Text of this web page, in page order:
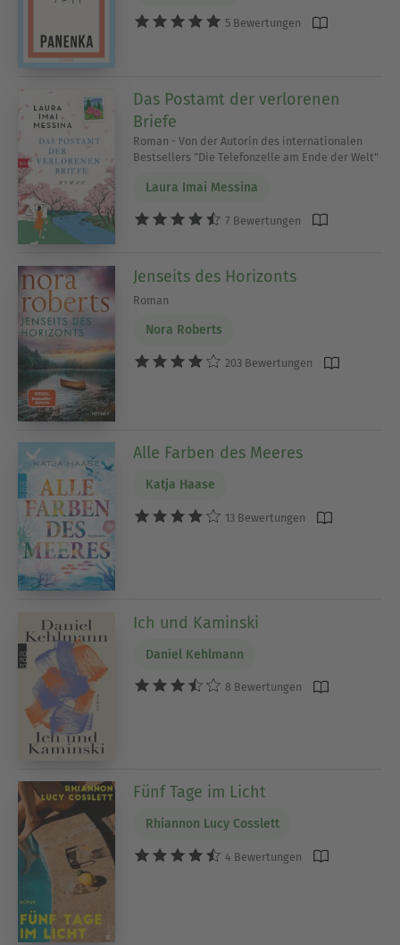
5 Bewertungen
Das Postamt der verlorenen
Briefe
Roman - Von der Autorin des internationalen
Bestsellers "Die Telefonzelle am Ende der Welt"
Laura Imai Messina
7 Bewertungen
Jenseits des Horizonts
Roman
Nora Roberts
203 Bewertungen
Alle Farben des Meeres
Katja Haase
13 Bewertungen
Ich und Kaminski
Daniel Kehlmann
8 Bewertungen
Fünf Tage im Licht
Rhiannon Lucy Cosslett
4 Bewertungen